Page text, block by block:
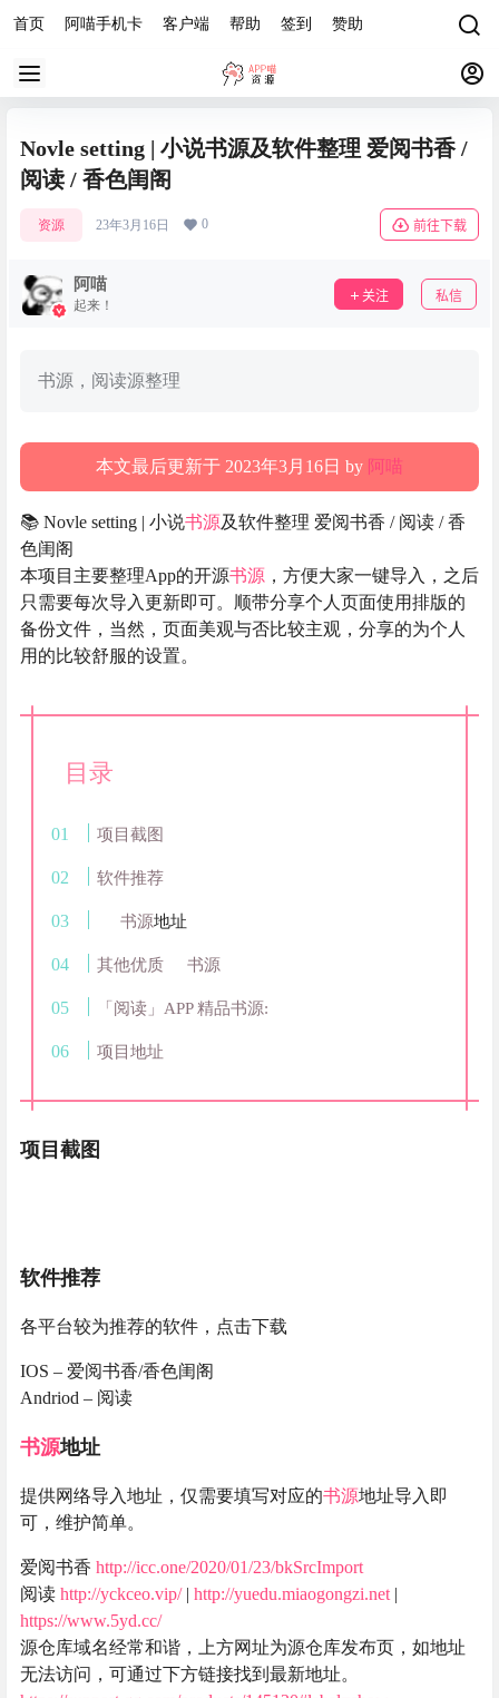
首页 阿喵手机卡 客户端 帮助 签到 赞助
Novle setting | 小说书源及软件整理 爱阅书香 /
阅读 / 香色闺阁
资源 23年3月16日 0 前往下载
阿喵
起来！
关注 私信
书源，阅读源整理
本文最后更新于 2023年3月16日 by 阿喵
📚 Novle setting | 小说书源及软件整理 爱阅书香 / 阅读 / 香
色闺阁
本项目主要整理App的开源书源 ，方便大家一键导入，之后
只需要每次导入更新即可。顺带分享个人页面使用排版的
备份文件，当然，页面美观与否比较主观，分享的为个人
用的比较舒服的设置。
目录
项目截图
软件推荐
书源地址
其他优质 书源
「阅读」APP 精品书源:
项目地址
项目截图
软件推荐
各平台较为推荐的软件，点击下载
IOS – 爱阅书香/香色闺阁
Andriod – 阅读
书源地址
提供网络导入地址，仅需要填写对应的书源地址导入即
可，维护简单。
爱阅书香 http://icc.one/2020/01/23/bkSrcImport
阅读 http://yckceo.vip/| http://yuedu.miaogongzi.net |
https://www.5yd.cc/
源仓库域名经常和谐，上方网址为源仓库发布页，如地址
无法访问，可通过下方链接找到最新地址。